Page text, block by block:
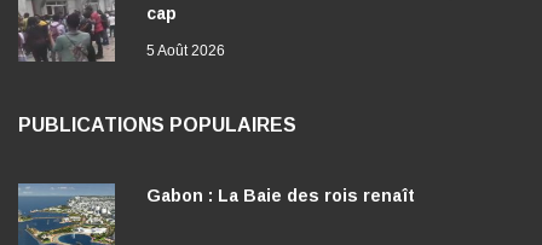
cap
5 Août 2026
PUBLICATIONS POPULAIRES
Gabon : La Baie des rois renaît